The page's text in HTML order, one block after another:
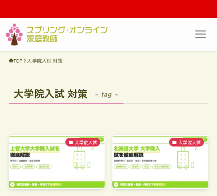
TOP 大学院入試 対策
大学院入試 対策 – tag –
大学院入試 大学院入試